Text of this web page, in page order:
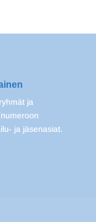
ja
ja jäsenasiat.